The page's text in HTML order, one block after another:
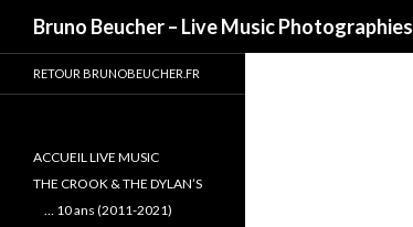
Bruno Beucher – Live Music Photographies
RETOUR BRUNOBEUCHER.FR
ACCUEIL LIVE MUSIC
THE CROOK & THE DYLAN’S
… 10 ans (2011-2021)